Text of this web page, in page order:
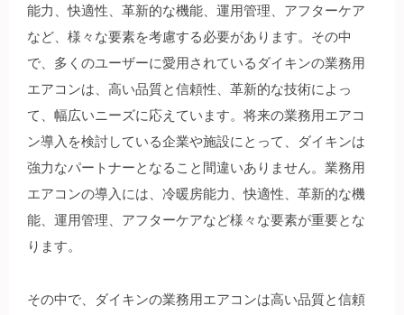
能力、快適性、革新的な機能、運用管理、アフターケア
など、様々な要素を考慮する必要があります。その中
で、多くのユーザーに愛用されているダイキンの業務用
エアコンは、高い品質と信頼性、革新的な技術によっ
て、幅広いニーズに応えています。将来の業務用エアコ
ン導入を検討している企業や施設にとって、ダイキンは
強力なパートナーとなること間違いありません。業務用
エアコンの導入には、冷暖房能力、快適性、革新的な機
能、運用管理、アフターケアなど様々な要素が重要とな
ります。
その中で、ダイキンの業務用エアコンは高い品質と信頼